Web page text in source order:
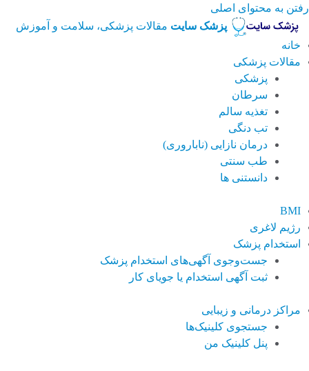
رفتن به محتوای اصلی
پزشک سایت مقالات پزشکی، سلامت و آموزش
خانه
مقالات پزشکی
پزشکی
سرطان
تغذیه سالم
تب دنگی
درمان نازایی (ناباروری)
طب سنتی
دانستنی ها
BMI
رژیم لاغری
استخدام پزشک
جست‌وجوی آگهی‌های استخدام پزشک
ثبت آگهی استخدام یا جویای کار
مراکز درمانی و زیبایی
جستجوی کلینیک‌ها
پنل کلینیک من